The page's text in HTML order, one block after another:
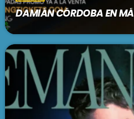
DAMIÁN CÓRDOBA EN